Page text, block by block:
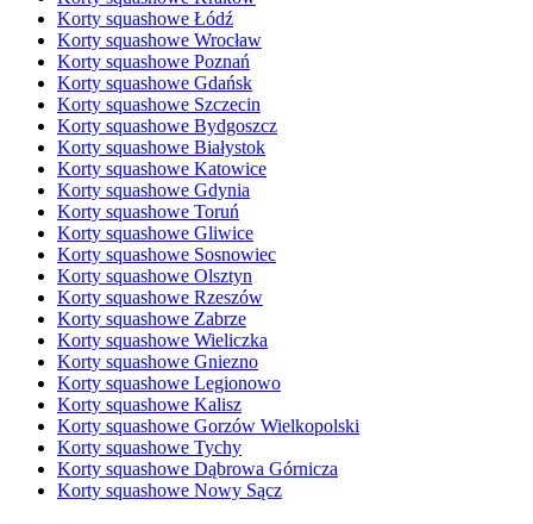
Korty squashowe Łódź
Korty squashowe Wrocław
Korty squashowe Poznań
Korty squashowe Gdańsk
Korty squashowe Szczecin
Korty squashowe Bydgoszcz
Korty squashowe Białystok
Korty squashowe Katowice
Korty squashowe Gdynia
Korty squashowe Toruń
Korty squashowe Gliwice
Korty squashowe Sosnowiec
Korty squashowe Olsztyn
Korty squashowe Rzeszów
Korty squashowe Zabrze
Korty squashowe Wieliczka
Korty squashowe Gniezno
Korty squashowe Legionowo
Korty squashowe Kalisz
Korty squashowe Gorzów Wielkopolski
Korty squashowe Tychy
Korty squashowe Dąbrowa Górnicza
Korty squashowe Nowy Sącz